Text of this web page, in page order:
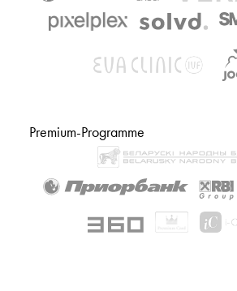
Premium-Programme